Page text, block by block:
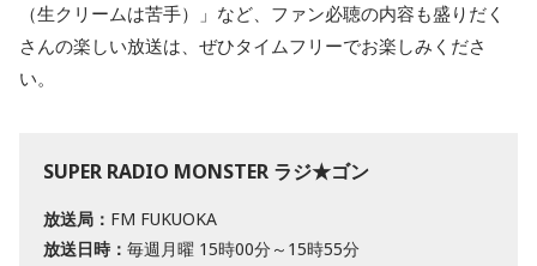
（生クリームは苦手）」など、ファン必聴の内容も盛りだく
さんの楽しい放送は、ぜひタイムフリーでお楽しみくださ
い。
SUPER RADIO MONSTER ラジ★ゴン
放送局： FM FUKUOKA
放送日時： 毎週月曜 15時00分～15時55分